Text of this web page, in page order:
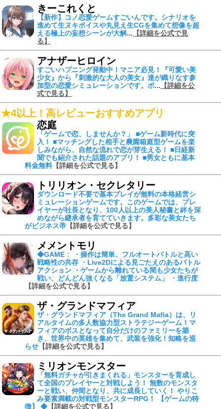
きーこれくと
【新作】コノ恋愛ゲームすごいんです。シナリオを
進めて生ヌキボイスや丸見え生CGを集めて想像を超
える極上の妄想シーンが大解... 【詳細を公式で見
る】
アナザーヒロイン
すごいハプニング発動中！ マニア必見！『可愛い美
少女』から『刺激的な大人の美女』達が織りなす参
加型の恋愛シミュレーションです。ボ... 【詳細を公
式で見る】
★4以上！高レビューおすすめアプリ
恋庭
「ゲームで恋、しませんか？」 ■ゲーム新時代に突
入！ ■マッチングした相手と農園箱庭型ゲームを楽
しみながら、自然な流れで恋が芽生える！ ■日経新
聞でも紹介された話題のアプリ！ ■男女ともに基本
料金無料【詳細を公式で見る】
トリリオン・セクレタリー
ダウンロード不要で基本プレイが無料の本格経営シ
ミュレーションゲームです。このゲームでは、プレ
イヤーが社長となり、100人以上の美人秘書と絆を深
めながら継承者を育てていきます。多彩な美女たち
がビジネス帝【詳細を公式で見る】
メメントモリ
◆GAME： ・操作は簡単、フルオートバトルと高い
戦略性の共存 ・Live2Dによる見ごたえのあるバトル
アクション ・ゲームから離れている間も少女たちが
戦い、どんどん強くなる「放置システム」 ・進行度
【詳細を公式で見る】
ザ・グランドマフィア
ザ・グランドマフィア（The Grand Mafia）は、リ
アルタイムの多人数協力型ストラテジーゲーム！マ
フィアのボスとなって自分だけのファミリーを築
き、世界中の英雄を集めて、武装を強化！知略を巡
らせ【詳細を公式で見る】
ミリオンモンスター
「無料ガチャが引きまくれる」モンスターを育成し
て全国のプレイヤーと対戦しよう！ 無数のモンスタ
ーと戦い、仲間となり、共に成長していく！ やりこ
み要素満載の対戦型モンスターRPG！ 【ゲームの特
徴】 ◆【詳細を公式で見る】